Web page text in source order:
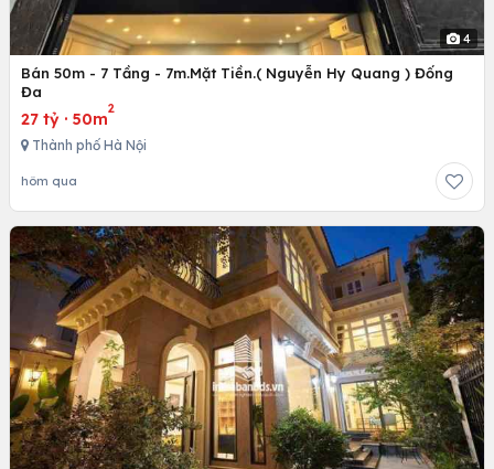
4
Bán 50m - 7 Tầng - 7m.Mặt Tiền.( Nguyễn Hy Quang ) Đống
Đa
27 tỷ · 50m
2
Thành phố Hà Nội
hôm qua